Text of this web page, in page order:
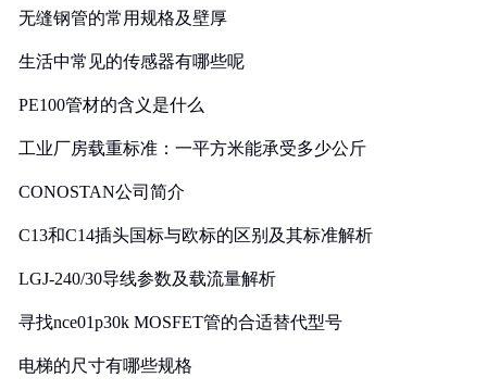
无缝钢管的常用规格及壁厚
生活中常见的传感器有哪些呢
PE100管材的含义是什么
工业厂房载重标准：一平方米能承受多少公斤
CONOSTAN公司简介
C13和C14插头国标与欧标的区别及其标准解析
LGJ-240/30导线参数及载流量解析
寻找nce01p30k MOSFET管的合适替代型号
电梯的尺寸有哪些规格